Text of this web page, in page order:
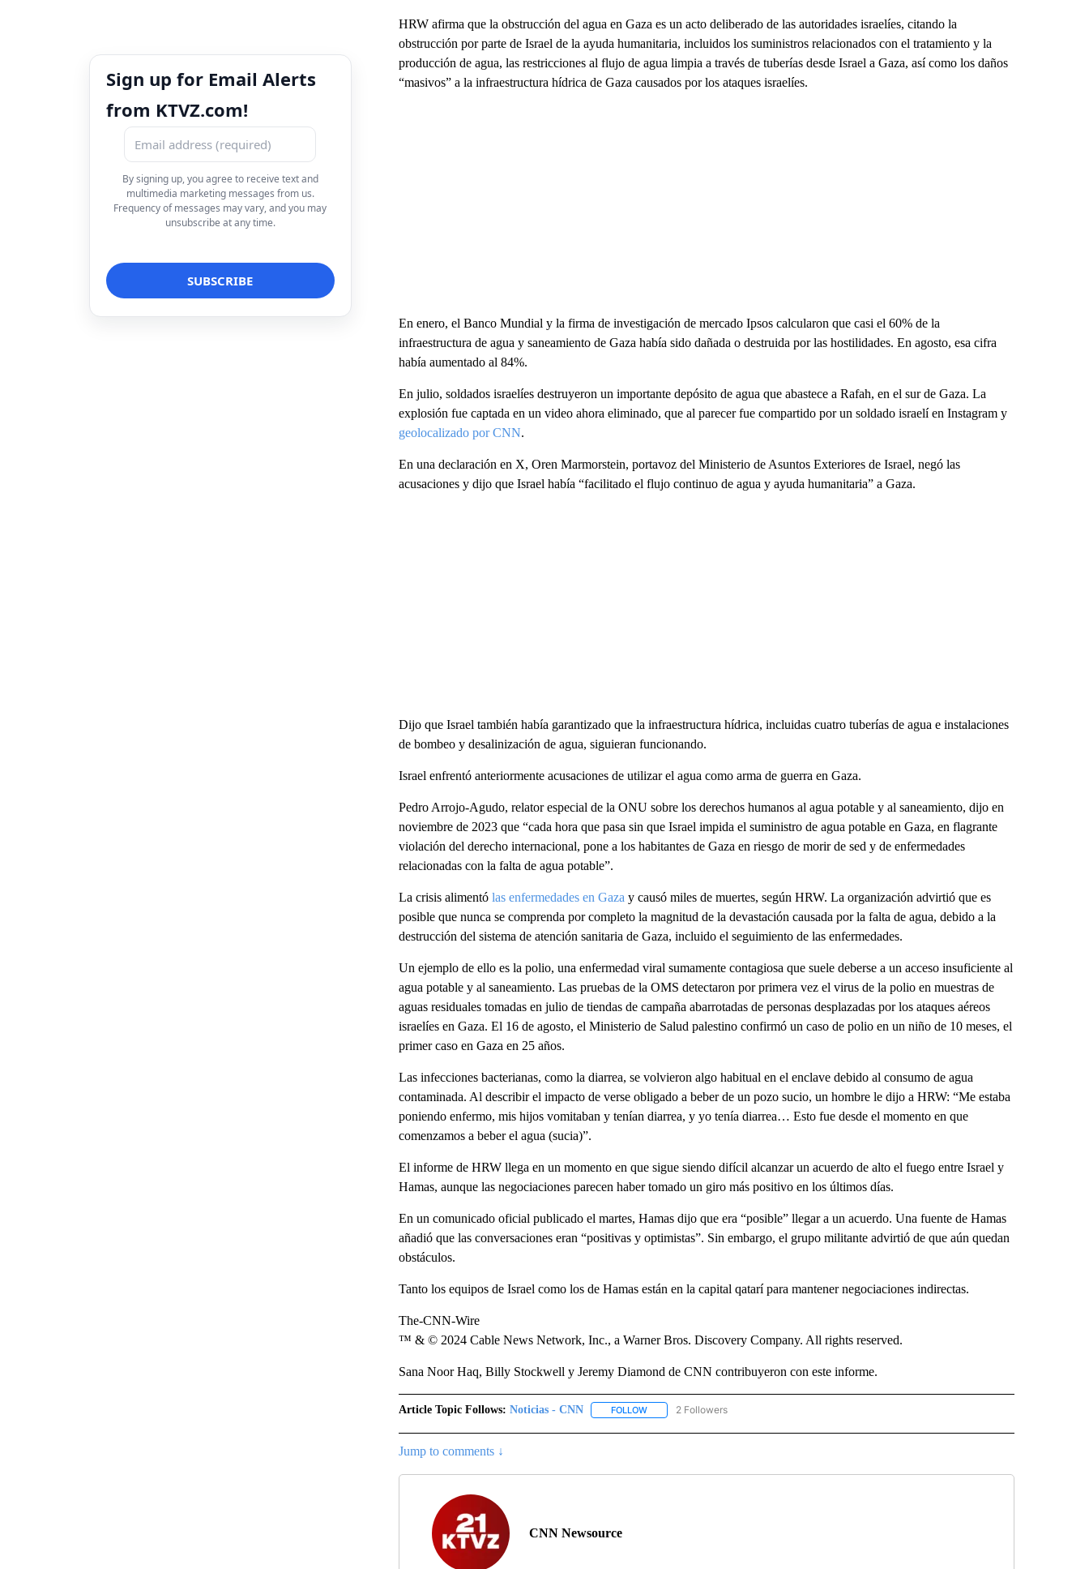
Sign up for Email Alerts
from KTVZ.com!
By signing up, you agree to receive text and
multimedia marketing messages from us.
Frequency of messages may vary, and you may
unsubscribe at any time.
HRW afirma que la obstrucción del agua en Gaza es un acto deliberado de las autoridades israelíes, citando la
obstrucción por parte de Israel de la ayuda humanitaria, incluidos los suministros relacionados con el tratamiento y la
producción de agua, las restricciones al flujo de agua limpia a través de tuberías desde Israel a Gaza, así como los daños
“masivos” a la infraestructura hídrica de Gaza causados ​​por los ataques israelíes.
En enero, el Banco Mundial y la firma de investigación de mercado Ipsos calcularon que casi el 60% de la
infraestructura de agua y saneamiento de Gaza había sido dañada o destruida por las hostilidades. En agosto, esa cifra
había aumentado al 84%.
En julio, soldados israelíes destruyeron un importante depósito de agua que abastece a Rafah, en el sur de Gaza. La
explosión fue captada en un video ahora eliminado, que al parecer fue compartido por un soldado israelí en Instagram y
geolocalizado por CNN.
En una declaración en X, Oren Marmorstein, portavoz del Ministerio de Asuntos Exteriores de Israel, negó las
acusaciones y dijo que Israel había “facilitado el flujo continuo de agua y ayuda humanitaria” a Gaza.
Dijo que Israel también había garantizado que la infraestructura hídrica, incluidas cuatro tuberías de agua e instalaciones
de bombeo y desalinización de agua, siguieran funcionando.
Israel enfrentó anteriormente acusaciones de utilizar el agua como arma de guerra en Gaza.
Pedro Arrojo-Agudo, relator especial de la ONU sobre los derechos humanos al agua potable y al saneamiento, dijo en
noviembre de 2023 que “cada hora que pasa sin que Israel impida el suministro de agua potable en Gaza, en flagrante
violación del derecho internacional, pone a los habitantes de Gaza en riesgo de morir de sed y de enfermedades
relacionadas con la falta de agua potable”.
La crisis alimentó las enfermedades en Gaza y causó miles de muertes, según HRW. La organización advirtió que es
posible que nunca se comprenda por completo la magnitud de la devastación causada por la falta de agua, debido a la
destrucción del sistema de atención sanitaria de Gaza, incluido el seguimiento de las enfermedades.
Un ejemplo de ello es la polio, una enfermedad viral sumamente contagiosa que suele deberse a un acceso insuficiente al
agua potable y al saneamiento. Las pruebas de la OMS detectaron por primera vez el virus de la polio en muestras de
aguas residuales tomadas en julio de tiendas de campaña abarrotadas de personas desplazadas por los ataques aéreos
israelíes en Gaza. El 16 de agosto, el Ministerio de Salud palestino confirmó un caso de polio en un niño de 10 meses, el
primer caso en Gaza en 25 años.
Las infecciones bacterianas, como la diarrea, se volvieron algo habitual en el enclave debido al consumo de agua
contaminada. Al describir el impacto de verse obligado a beber de un pozo sucio, un hombre le dijo a HRW: “Me estaba
poniendo enfermo, mis hijos vomitaban y tenían diarrea, y yo tenía diarrea… Esto fue desde el momento en que
comenzamos a beber el agua (sucia)”.
El informe de HRW llega en un momento en que sigue siendo difícil alcanzar un acuerdo de alto el fuego entre Israel y
Hamas, aunque las negociaciones parecen haber tomado un giro más positivo en los últimos días.
En un comunicado oficial publicado el martes, Hamas dijo que era “posible” llegar a un acuerdo. Una fuente de Hamas
añadió que las conversaciones eran “positivas y optimistas”. Sin embargo, el grupo militante advirtió de que aún quedan
obstáculos.
Tanto los equipos de Israel como los de Hamas están en la capital qatarí para mantener negociaciones indirectas.
The-CNN-Wire
™ & © 2024 Cable News Network, Inc., a Warner Bros. Discovery Company. All rights reserved.
Sana Noor Haq, Billy Stockwell y Jeremy Diamond de CNN contribuyeron con este informe.
Article Topic Follows: Noticias - CNN FOLLOWFOLLOW "NOTICIAS - CNN" TO RECEIVE NOTIFICATIONS ABOUT NEW PAGES ON "NOTICIAS - CNN".
2 Followers
Jump to comments ↓
CNN Newsource